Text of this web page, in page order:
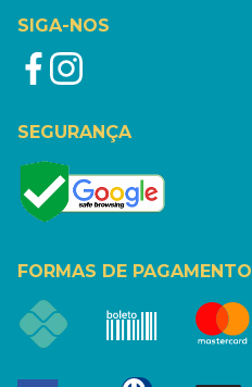
SIGA-NOS
SEGURANÇA
FORMAS DE PAGAMENTO